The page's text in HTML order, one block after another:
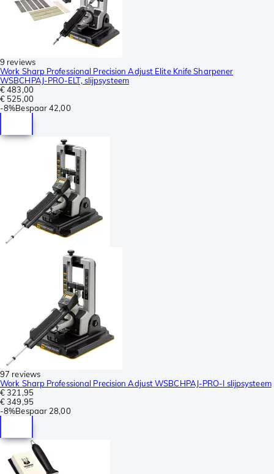
9 reviews
Work Sharp Professional Precision Adjust Elite Knife Sharpener
WSBCHPAJ-PRO-ELT, slijpsysteem
€ 483,00
€ 525,00
-8%Bespaar42,00
97 reviews
Work Sharp Professional Precision Adjust WSBCHPAJ-PRO-I slijpsysteem
€ 321,95
€ 349,95
-8%Bespaar 28,00